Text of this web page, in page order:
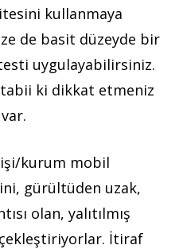
kullanmaya
de basit düzeyde bir
uygulayabilirsiniz.
ki dikkat etmeniz
kurum mobil
gürültüden uzak,
olan, yalıtılmış
İtiraf